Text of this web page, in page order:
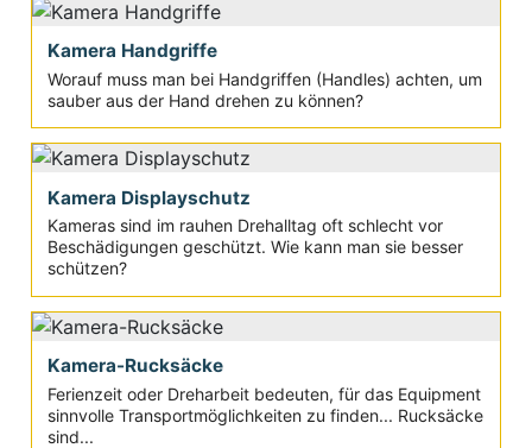
Kamera Handgriffe
Worauf muss man bei Handgriffen (Handles) achten, um
sauber aus der Hand drehen zu können?
Kamera Displayschutz
Kameras sind im rauhen Drehalltag oft schlecht vor
Beschädigungen geschützt. Wie kann man sie besser
schützen?
Kamera-Rucksäcke
Ferienzeit oder Dreharbeit bedeuten, für das Equipment
sinnvolle Transportmöglichkeiten zu finden... Rucksäcke
sind...